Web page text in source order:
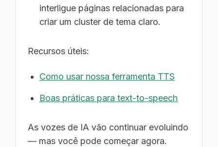
interligue páginas relacionadas para
criar um cluster de tema claro.
Recursos úteis:
Como usar nossa ferramenta TTS
Boas práticas para text-to-speech
As vozes de IA vão continuar evoluindo
— mas você pode começar agora.